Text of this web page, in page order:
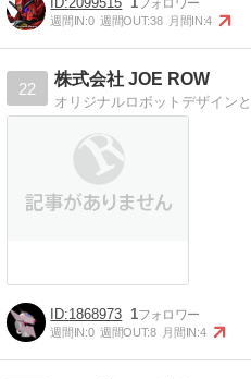
週間IN:0 週間OUT:38 月間IN:4
22
株式会社 JOE ROW
1868973 1
週間IN:0 週間OUT:8 月間IN:4